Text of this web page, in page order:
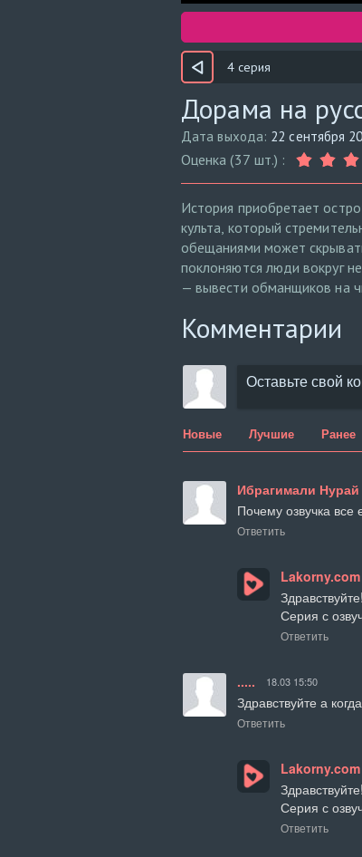
4 серия
Дорама на
Дата выхода: 22 сентября
Оценка (37 шт.) :
История приобретает
культа, который
обещаниями может
поклоняются люди вокруг
— вывести обманщиков на
Комментарии
Новые Лучшие Ранее
Ибрагимали Нурай
Почему озвучка все
Ответить
Lakorny.com
Здравствуйте!
Серия с
Ответить
..... 18.03 15:50
Здравствуйте а
Ответить
Lakorny.com
Здравствуйте!
Серия с
Ответить